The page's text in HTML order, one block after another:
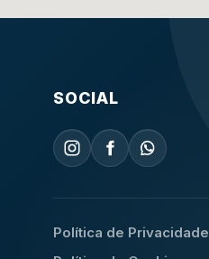
SOCIAL
Política de Privacidade